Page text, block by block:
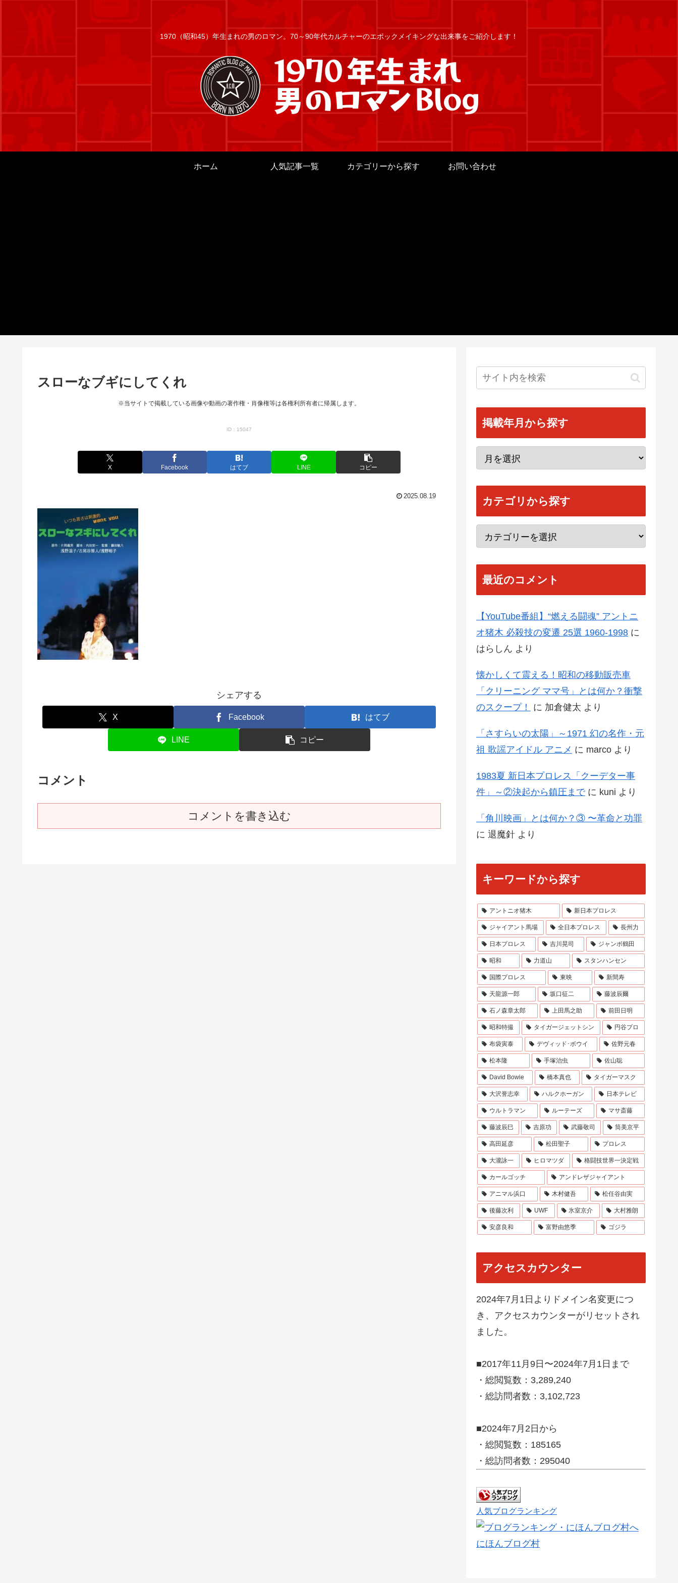
1970（昭和45）年生まれの男のロマン。70～90年代カルチャーのエポックメイキングな出来事をご紹介します！
ホーム 人気記事一覧 カテゴリーから探す お問い合わせ
スローなブギにしてくれ
※当サイトで掲載している画像や動画の著作権・肖像権等は各権利所有者に帰属します。
ID：15047
X Facebook はてブ LINE コピー
2025.08.19
シェアする
X Facebook はてブ
LINE コピー
コメント
コメントを書き込む
掲載年月から探す
カテゴリから探す
最近のコメント
【YouTube番組】“燃える闘魂” アントニ
オ猪木 必殺技の変遷 25選 1960-1998 に
はらしん より
懐かしくて震える！昭和の移動販売車
「クリーニング ママ号」とは何か？衝撃
のスクープ！
に 加倉健太 より
「さすらいの太陽」～1971 幻の名作・元
祖 歌謡アイドル アニメ に marco より
1983夏 新日本プロレス「クーデター事
件」～②決起から鎮圧までに kuni より
「角川映画」とは何か？③ 〜革命と功罪
に 退魔針 より
キーワードから探す
アントニオ猪木 新日本プロレス
ジャイアント馬場 全日本プロレス 長州力
日本プロレス 吉川晃司 ジャンボ鶴田
昭和 力道山 スタンハンセン
国際プロレス 東映 新間寿
天龍源一郎 坂口征二 藤波辰爾
石ノ森章太郎 上田馬之助 前田日明
昭和特撮 タイガージェットシン 円谷プロ
布袋寅泰 デヴィッド･ボウイ 佐野元春
松本隆 手塚治虫 佐山聡
David Bowie 橋本真也 タイガーマスク
大沢誉志幸 ハルクホーガン 日本テレビ
ウルトラマン ルーテーズ マサ斎藤
藤波辰巳 吉原功 武藤敬司 筒美京平
高田延彦 松田聖子 プロレス
大瀧詠一 ヒロマツダ 格闘技世界一決定戦
カールゴッチ アンドレザジャイアント
アニマル浜口 木村健吾 松任谷由実
後藤次利 UWF 氷室京介 大村雅朗
安彦良和 富野由悠季 ゴジラ
アクセスカウンター
2024年7月1日よりドメイン名変更につ
き、アクセスカウンターがリセットされ
ました。
■2017年11月9日〜2024年7月1日まで
・総閲覧数：3,289,240
・総訪問者数：3,102,723
■2024年7月2日から
・総閲覧数：185165
・総訪問者数：295040
人気ブログランキング
にほんブログ村